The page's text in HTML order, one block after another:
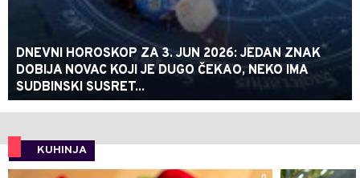
DNEVNI HOROSKOP ZA 3. JUN 2026: JEDAN ZNAK
DOBIJA NOVAC KOJI JE DUGO ČEKAO, NEKO IMA
SUDBINSKI SUSRET...
KUHINJA